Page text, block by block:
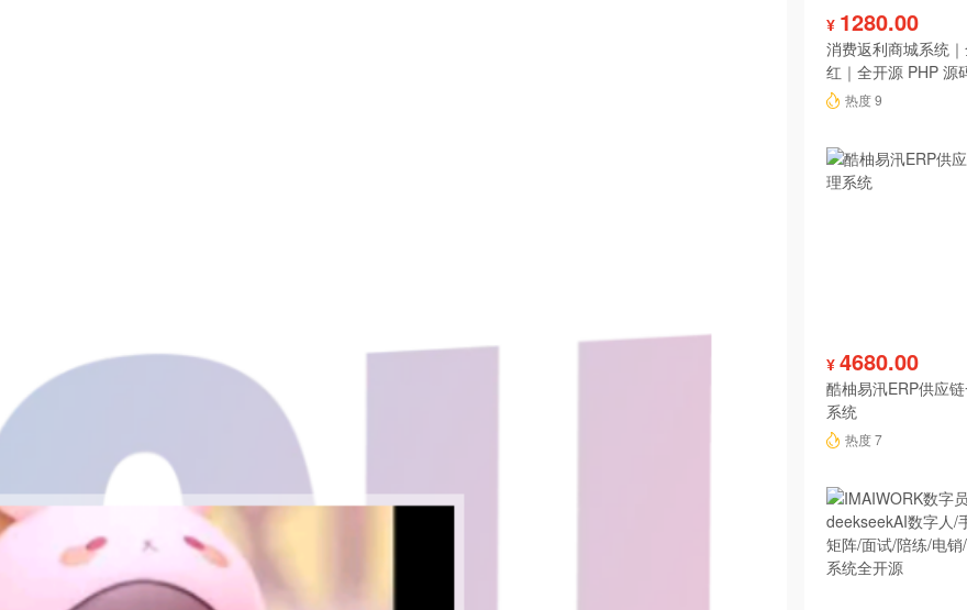
¥ 1280.00
消费返利商城系统
红｜全开源 PHP 源
热度 9
¥ 4680.00
酷柚易汛ERP供应
系统
热度 7